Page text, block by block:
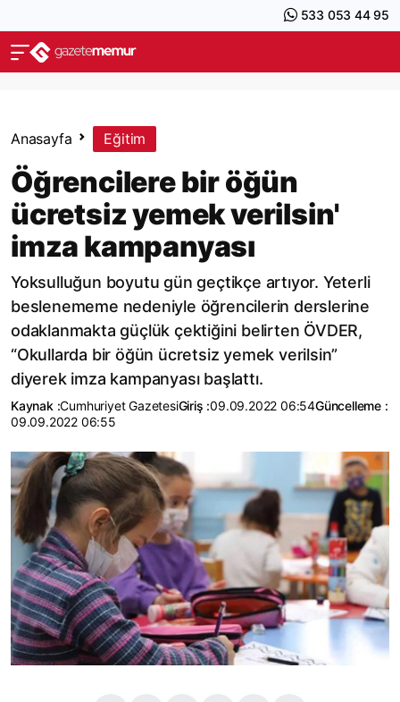
533 053 44 95
Anasayfa Eğitim
Öğrencilere bir öğün
ücretsiz yemek verilsin'
imza kampanyası
Yoksulluğun boyutu gün geçtikçe artıyor. Yeterli
beslenememe nedeniyle öğrencilerin derslerine
odaklanmakta güçlük çektiğini belirten ÖVDER,
“Okullarda bir öğün ücretsiz yemek verilsin”
diyerek imza kampanyası başlattı.
Kaynak :Cumhuriyet GazetesiGiriş :09.09.2022 06:54Güncelleme :
09.09.2022 06:55